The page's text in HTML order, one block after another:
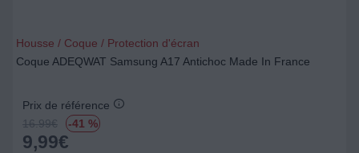
Housse / Coque / Protection d'écran
Coque ADEQWAT Samsung A17 Antichoc Made In France
Prix de référence
16.99€ -41 %
9,99€